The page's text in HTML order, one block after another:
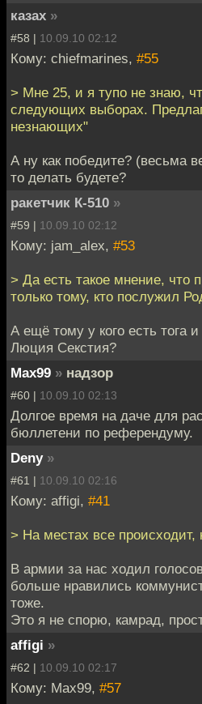
казах »
#58 | 10.09.10 02:12
Кому: chiefmarines, #55
> Мне 25, и я тупо не знаю,
следующих выборах.
незнающих"
А ну как победите? (весьма
то делать будете?
ракетчик К-510 »
#59 | 10.09.10 02:12
Кому: jam_alex, #53
> Да есть такое мнение, что
только тому, кто послужил
А ещё тому у кого есть тога
Люция Секстия?
Max99 » надзор
#60 | 10.09.10 02:13
Долгое время на даче для
бюллетени по референдуму.
Deny »
#61 | 10.09.10 02:16
Кому: affigi, #41
> На местах все происходит,
В армии за нас ходил
больше нравились
тоже.
Это я не спорю, камрад,
affigi »
#62 | 10.09.10 02:17
Кому: Max99, #57